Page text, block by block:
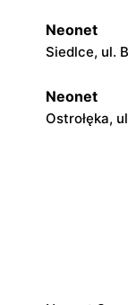
Neonet
Siedlce, ul.
Neonet
Ostrołęka,